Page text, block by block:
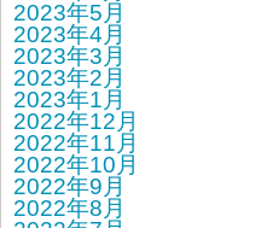
2023年5月
2023年4月
2023年3月
2023年2月
2023年1月
2022年12月
2022年11月
2022年10月
2022年9月
2022年8月